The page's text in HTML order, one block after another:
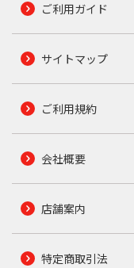
ご利用ガイド
サイトマップ
ご利用規約
会社概要
店舗案内
特定商取引法